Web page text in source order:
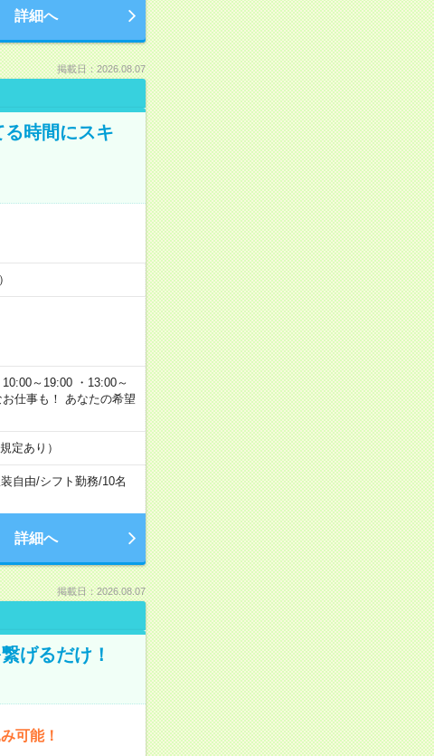
詳細へ
掲載日：2026.08.07
時間にスキ
～19:00 ・13:00～
仕事も！ あなたの希望
定あり）
自由/シフト勤務/10名
詳細へ
掲載日：2026.08.07
げるだけ！
可能！